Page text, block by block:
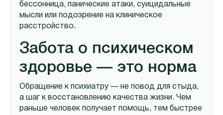
бессонница, панические атаки, суицидальные
мысли или подозрение на клиническое
расстройство.
Забота о психическом
здоровье — это норма
Обращение к психиатру — не повод для стыда,
а шаг к восстановлению качества жизни. Чем
раньше человек получает помощь, тем быстрее